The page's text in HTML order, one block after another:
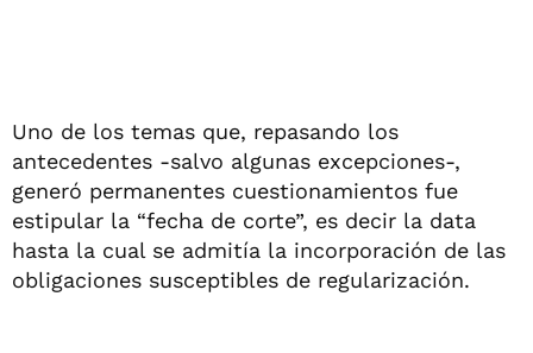
Uno de los temas que, repasando los
antecedentes -salvo algunas excepciones-,
generó permanentes cuestionamientos fue
estipular la “fecha de corte”, es decir la data
hasta la cual se admitía la incorporación de las
obligaciones susceptibles de regularización.